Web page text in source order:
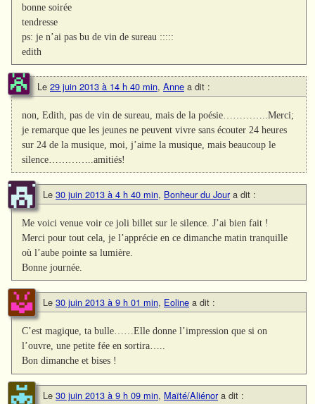
bonne soirée
tendresse
ps: je n’ai pas bu de vin de sureau :::::
edith
Le 29 juin 2013 à 14 h 40 min, Anne a dit :
non, Edith, pas de vin de sureau, mais de la poésie…………..Merci;
je remarque que les jeunes ne peuvent vivre sans écouter 24 heures
sur 24 de la musique, moi, j’aime la musique, mais beaucoup le
silence…………..amitiés!
Le 30 juin 2013 à 4 h 40 min, Bonheur du Jour a dit :
Me voici venue voir ce joli billet sur le silence. J’ai bien fait !
Merci pour tout cela, je l’apprécie en ce dimanche matin tranquille
où l’aube pointe sa lumière.
Bonne journée.
Le 30 juin 2013 à 9 h 01 min, Eoline a dit :
C’est magique, ta bulle……Elle donne l’impression que si on
l’ouvre, une petite fée en sortira…..
Bon dimanche et bises !
Le 30 juin 2013 à 9 h 09 min, Maïté/Aliénor a dit :